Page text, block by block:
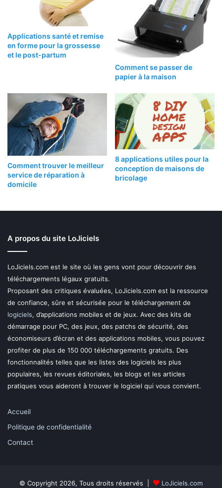
Applications santé et remise
en forme pour la grossesse
et le post-partum
Comment se passer de
papier à la maison
Comment trouver le meilleur
service de réparation à
domicile
8 applications utiles pour la
conception de maisons de
bricolage
A propos du site LoJiciels
LoJiciels.com est le site où les gens vont pour découvrir des
téléchargements légaux gratuits.
Proposant des critiques évaluées, LoJiciels.com est la ressource
de confiance, sûre et sécurisée pour le téléchargement de
logiciels, d’applications mobiles et de jeux. Avec des kits de
démarrage pour PC, des jeux, des patchs de sécurité, des
économiseurs d’écran et des applications mobiles, vous pouvez
profiter de plus de 150 000 téléchargements gratuits. Des
fonctionnalités telles que les listes des logiciels les plus
populaires, les revues éditoriales, les blogs et les articles
pratiques vous aideront à trouver le logiciel qui vous convient.
Accueil
Politique de confidentialité
Contact
© Copyright 2026, Tous droits réservés | LoJiciels.com